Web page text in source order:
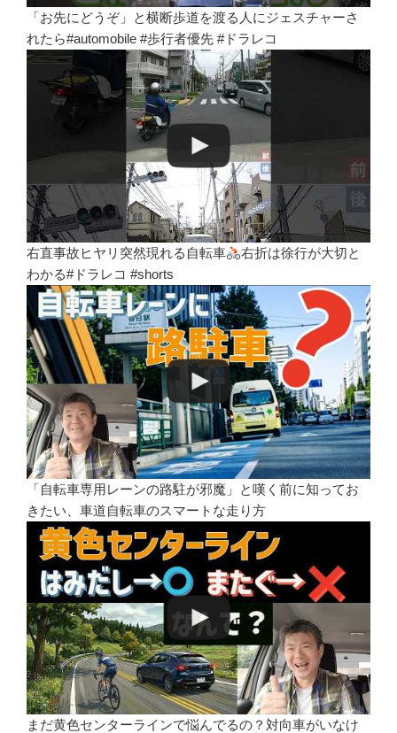
「お先にどうぞ」と横断歩道を渡る人にジェスチャーさ
れたら#automobile #歩行者優先 #ドラレコ
右直事故ヒヤリ突然現れる自転車
右折は徐行が大切と
わかる#ドラレコ #shorts
「自転車専用レーンの路駐が邪魔」と嘆く前に知ってお
きたい、車道自転車のスマートな走り方
まだ黄色センターラインで悩んでるの？対向車がいなけ